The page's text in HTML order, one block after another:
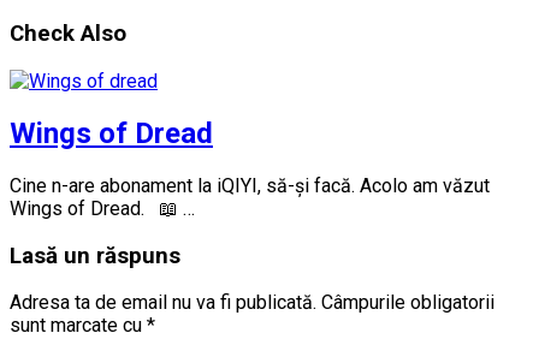
Check Also
Wings of Dread
Cine n-are abonament la iQIYI, să-și facă. Acolo am văzut
Wings of Dread. 📖 …
Lasă un răspuns
Adresa ta de email nu va fi publicată. Câmpurile obligatorii
sunt marcate cu *